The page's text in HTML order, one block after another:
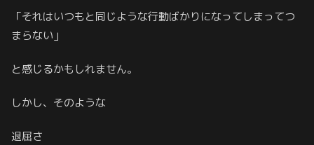
「それはいつもと同じような行動ばかりになってしまってつ
まらない」
と感じるかもしれません。
しかし、そのような
退屈さ